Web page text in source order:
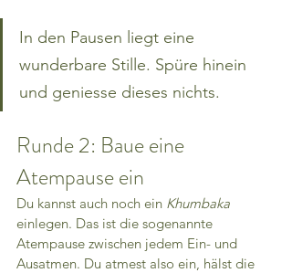
In den Pausen liegt eine
wunderbare Stille. Spüre hinein
und geniesse dieses nichts.
Runde 2: Baue eine
Atempause ein
Du kannst auch noch ein Khumbaka
einlegen. Das ist die sogenannte
Atempause zwischen jedem Ein- und
Ausatmen. Du atmest also ein, hälst die